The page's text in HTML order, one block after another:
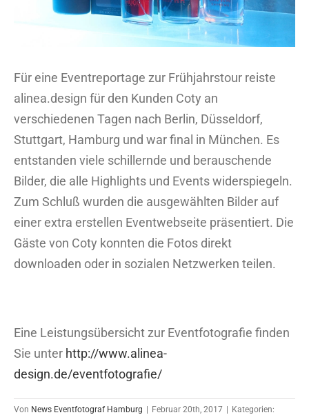
Für eine Eventreportage zur Frühjahrstour reiste
alinea.design für den Kunden Coty an
verschiedenen Tagen nach Berlin, Düsseldorf,
Stuttgart, Hamburg und war final in München. Es
entstanden viele schillernde und berauschende
Bilder, die alle Highlights und Events widerspiegeln.
Zum Schluß wurden die ausgewählten Bilder auf
einer extra erstellen Eventwebseite präsentiert. Die
Gäste von Coty konnten die Fotos direkt
downloaden oder in sozialen Netzwerken teilen.
Eine Leistungsübersicht zur Eventfotografie finden
Sie unter http://www.alinea-
design.de/eventfotografie/
Von News Eventfotograf Hamburg Februar 20th, 2017
Kategorien: